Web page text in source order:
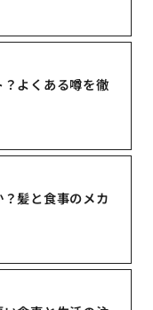
よくある噂を徹
髪と食事のメカ